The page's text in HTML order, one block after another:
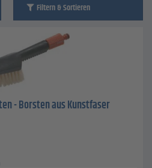
Filtern & Sortieren
- Borsten aus Kunstfaser